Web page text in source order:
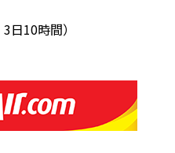
3日10時間）